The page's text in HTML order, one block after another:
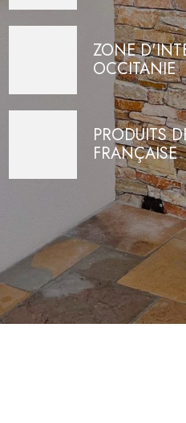
ZONE
OCCITANIE
PRODUITS
FRANÇAISE